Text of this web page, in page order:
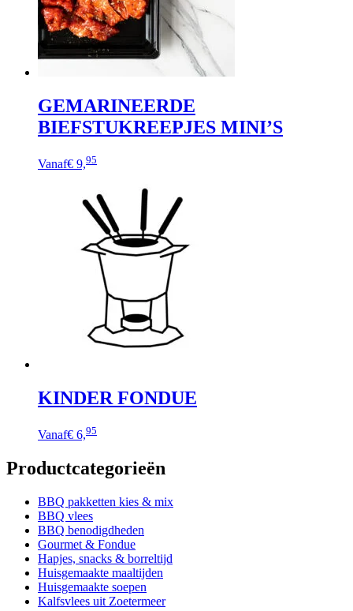
GEMARINEERDE
BIEFSTUKREEPJES MINI’S
Vanaf€ 9,95
KINDER FONDUE
Vanaf€ 6,95
Productcategorieën
BBQ pakketten kies & mix
BBQ vlees
BBQ benodigdheden
Gourmet & Fondue
Hapjes, snacks & borreltijd
Huisgemaakte maaltijden
Huisgemaakte soepen
Kalfsvlees uit Zoetermeer